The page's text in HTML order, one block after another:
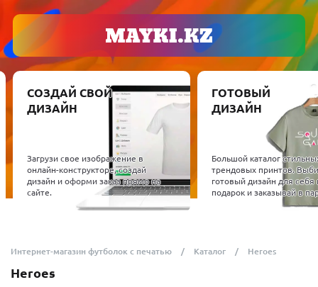
СОЗДАЙ СВОЙ
ДИЗАЙН
Загрузи свое изображение в
онлайн-конструкторе, создай
дизайн и оформи заказ прямо на
сайте.
ГОТОВЫЙ
ДИЗАЙН
Большой каталог
трендовых принтов.
готовый дизайн для себя
подарок и заказывай в
Интернет-магазин футболок с печатью Каталог Heroes
Heroes